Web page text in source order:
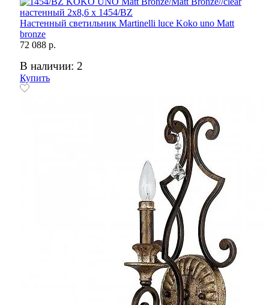
Настенный светильник Martinelli luce Koko uno Matt
bronze
72 088 р.
В наличии: 2
Купить